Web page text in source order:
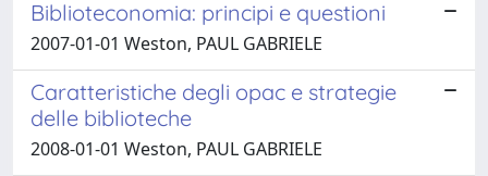
Biblioteconomia: principi e questioni
2007-01-01 Weston, PAUL GABRIELE
Caratteristiche degli opac e strategie
delle biblioteche
2008-01-01 Weston, PAUL GABRIELE